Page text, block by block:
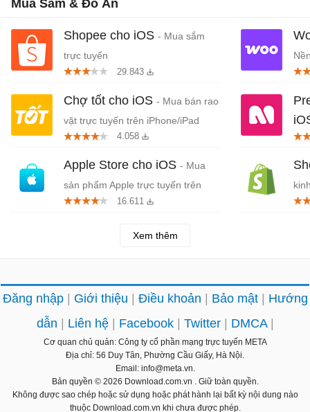
Mua Sắm & Đồ Ăn
Shopee cho iOS - Mua sắm
trực tuyến
29.843
Chợ tốt cho iOS - Mua bán rao
vặt trực tuyến trên iPhone/iPad
4.058
Apple Store cho iOS - Mua
sản phẩm Apple trực tuyến trên
iPhone/iPad
16.611
tử
Xem thêm
Đăng nhập Giới thiệu Điều khoản Bảo mật
Hướng
dẫn
Liên hệ Facebook Twitter DMCA
Cơ quan chủ quản: Công ty cổ phần mạng trực tuyến META
Địa chỉ: 56 Duy Tân, Phường Cầu Giấy, Hà Nội.
Email: info@meta.vn.
Bản quyền © 2026 Download.com.vn
. Giữ toàn quyền.
Không được sao chép hoặc sử dụng hoặc phát hành lại bất kỳ nội dung nào
thuộc Download.com.vn khi chưa được phép.